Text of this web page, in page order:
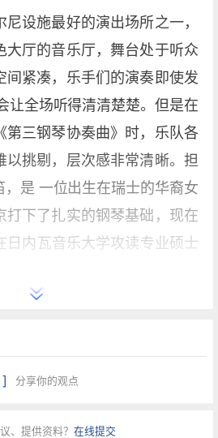
设施最好的演出场所之一，
大厅的音乐厅，舞台处于听众
间紧凑，乐手们的演奏即使发
让全场听得清清楚楚。但是在
第三钢琴协奏曲》时，乐队各
以挑剔，层次感非常清晰。担
是 一位出生在瑞士的华裔女
打下了扎实的钢琴基础，现在
日内瓦音乐大学攻读专业硕士
1992年的作品，镶嵌了不少
乐素材，却与伯尔尼有着密切
的《死与火》。这部作品运用
分享你的观点
、提供资料？ 在线提交